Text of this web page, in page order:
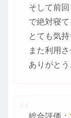
そして前
で絶対寝て
とても気持
また利用
ありがとう